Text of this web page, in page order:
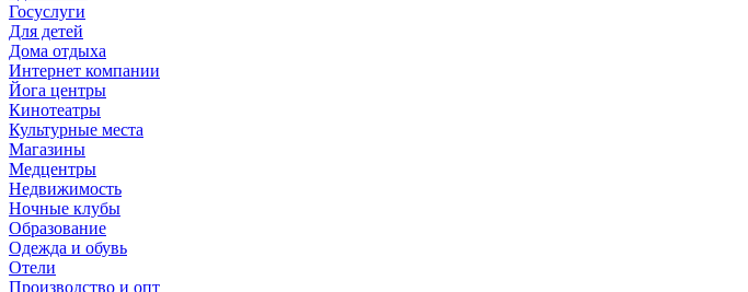
Госуслуги
Для детей
Дома отдыха
Интернет компании
Йога центры
Кинотеатры
Культурные места
Магазины
Медцентры
Недвижимость
Ночные клубы
Образование
Одежда и обувь
Отели
Производство и опт